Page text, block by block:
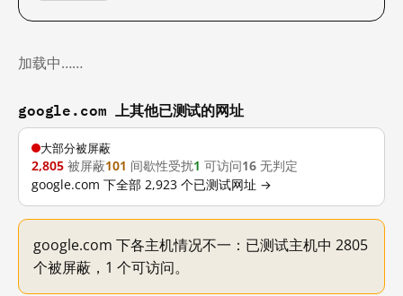
加载中……
google.com 上其他已测试的网址
大部分被屏蔽
2,805 被屏蔽101 间歇性受扰1 可访问16 无判定
google.com 下全部 2,923 个已测试网址 →
google.com 下各主机情况不一：已测试主机中 2805
个被屏蔽，1 个可访问。